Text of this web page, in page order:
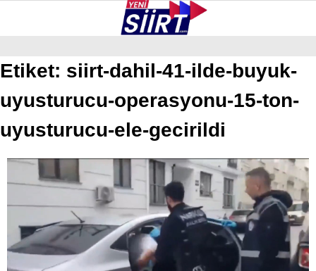
GALERİ VİDEO YAZARLAR
BAYKAN
ŞIRVAN
TILLO
Etiket: siirt-dahil-41-ilde-buyuk-
uyusturucu-operasyonu-15-ton-
uyusturucu-ele-gecirildi